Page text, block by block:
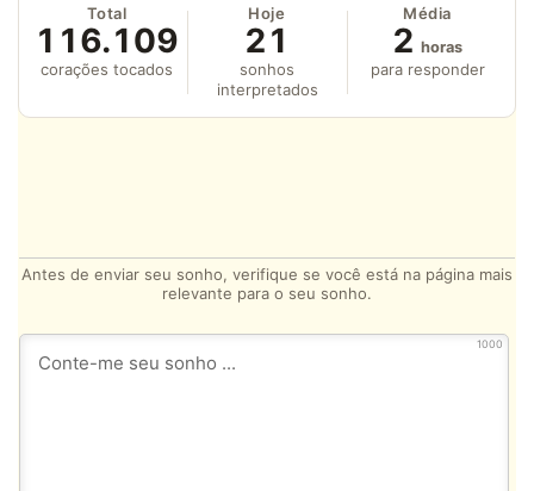
Total
116.109
corações tocados
Hoje
21
sonhos
interpretados
Média
2 horas
para responder
Antes de enviar seu sonho, verifique se você está na página mais
relevante para o seu sonho.
1000